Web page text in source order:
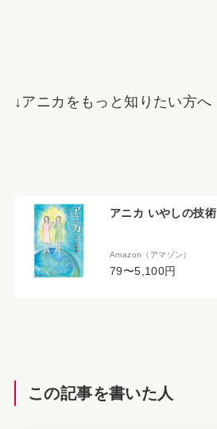
↓アニカをもっと知りたい方へ
アニカ いやしの技術
Amazon（アマゾン）
79〜5,100円
この記事を書いた人